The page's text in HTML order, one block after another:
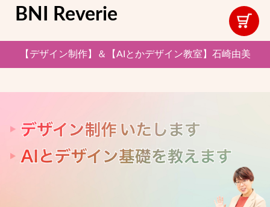
BNI Reverie
【デザイン制作】＆【AIとかデザイン教室】石崎由美